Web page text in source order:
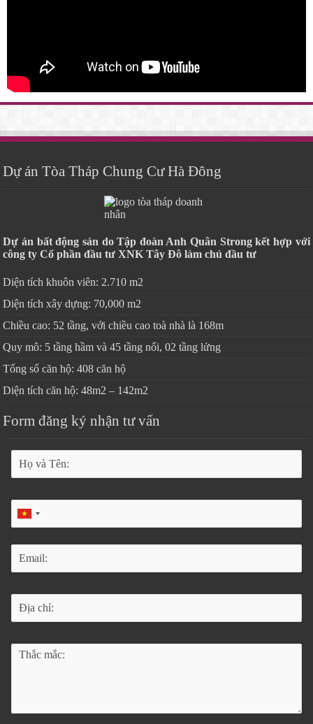
Dự án Tòa Tháp Chung Cư Hà Đông
Dự án bất động sản do Tập đoàn Anh Quân Strong kết hợp với
công ty Cổ phần đầu tư XNK Tây Đô làm chủ đầu tư
Diện tích khuôn viên: 2.710 m2
Diện tích xây dựng: 70,000 m2
Chiều cao: 52 tầng, với chiều cao toà nhà là 168m
Quy mô: 5 tầng hầm và 45 tầng nổi, 02 tầng lửng
Tổng số căn hộ: 408 căn hộ
Diện tích căn hộ: 48m2 – 142m2
Form đăng ký nhận tư vấn